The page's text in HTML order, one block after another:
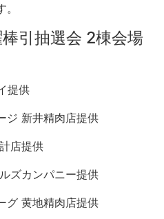
引抽選会 2棟会場
提供
ジ 新井精肉店提供
店提供
ズカンパニー提供
グ 黄地精肉店提供